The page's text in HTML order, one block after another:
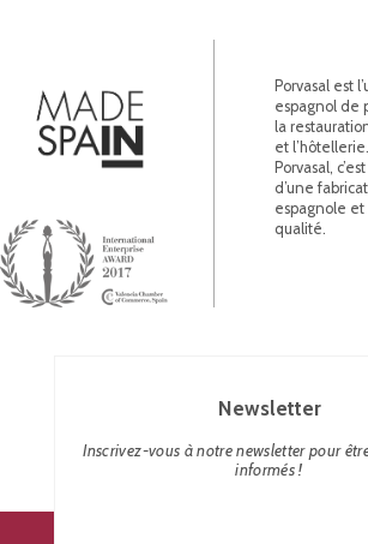
Porvasal est
espagnol de
la
et
Porvasal,
d’une
espagnole
qualité.
Newsletter
Inscrivez-vous à notre newsletter pour
informés !